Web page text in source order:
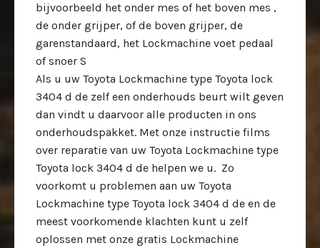
bijvoorbeeld het onder mes of het boven mes ,
de onder grijper, of de boven grijper, de
garenstandaard, het Lockmachine voet pedaal
of snoer S
Als u uw Toyota Lockmachine type Toyota lock
3404 d de zelf een onderhouds beurt wilt geven
dan vindt u daarvoor alle producten in ons
onderhoudspakket. Met onze instructie films
over reparatie van uw Toyota Lockmachine type
Toyota lock 3404 d de helpen we u. Zo
voorkomt u problemen aan uw Toyota
Lockmachine type Toyota lock 3404 d de en de
meest voorkomende klachten kunt u zelf
oplossen met onze gratis Lockmachine